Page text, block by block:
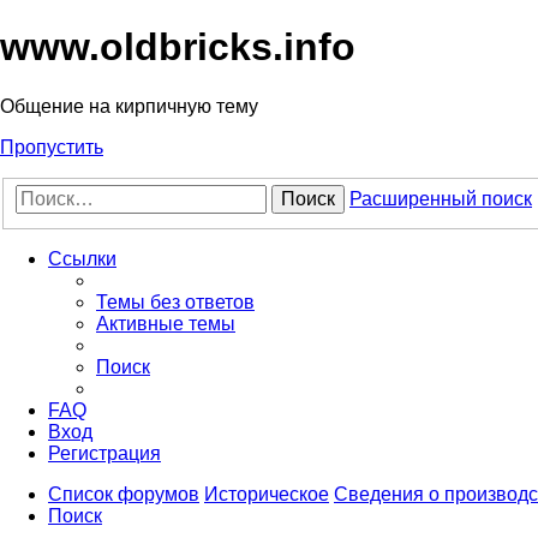
www.oldbricks.info
Общение на кирпичную тему
Пропустить
Поиск Расширенный поиск
Ссылки
Темы без ответов
Активные темы
Поиск
FAQ
Вход
Регистрация
Список форумов Историческое Сведения о
Поиск